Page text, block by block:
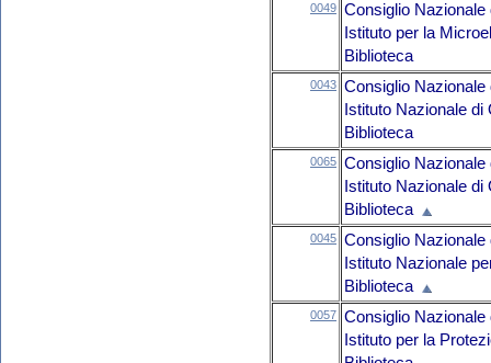
0049 Consiglio Nazionale
Istituto per la
Biblioteca
0043 Consiglio Nazionale
Istituto Nazionale di
Biblioteca
0065 Consiglio Nazionale
Istituto Nazionale
Biblioteca
0045 Consiglio Nazionale
Istituto Nazionale
Biblioteca
0057 Consiglio Nazionale
Istituto per la